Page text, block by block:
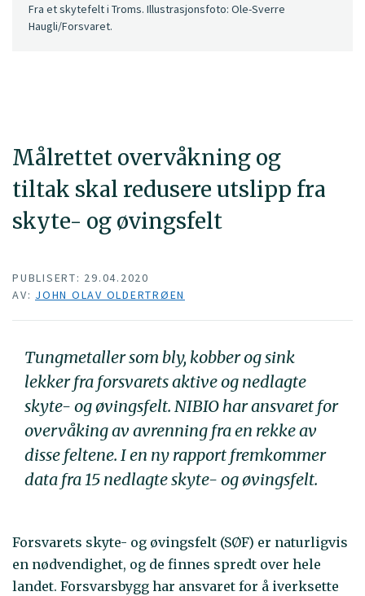
Målrettet overvåkning og
tiltak skal redusere utslipp fra
skyte- og øvingsfelt
Fra et skytefelt i Troms. Illustrasjonsfoto: Ole-Sverre
Haugli/Forsvaret.
PUBLISERT: 29.04.2020
AV: JOHN OLAV OLDERTRØEN
Tungmetaller som bly, kobber og sink
lekker fra forsvarets aktive og nedlagte
skyte- og øvingsfelt. NIBIO har ansvaret for
overvåking av avrenning fra en rekke av
disse feltene. I en ny rapport fremkommer
data fra 15 nedlagte skyte- og øvingsfelt.
Forsvarets skyte- og øvingsfelt (SØF) er naturligvis
en nødvendighet, og de finnes spredt over hele
landet. Forsvarsbygg har ansvaret for å iverksette